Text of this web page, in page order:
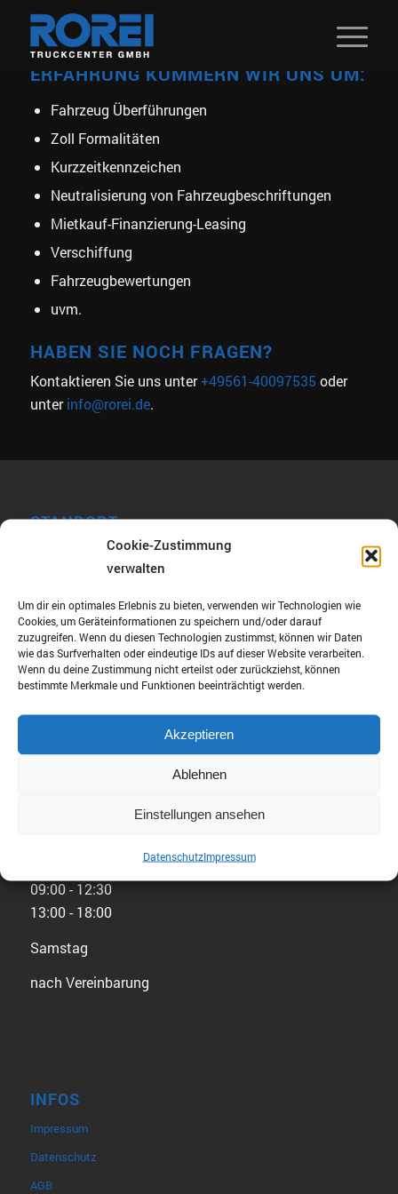
Cookie-Zustimmung
verwalten
Um dir ein optimales Erlebnis zu bieten, verwenden wir Technologien wie
Cookies, um Geräteinformationen zu speichern und/oder darauf
zuzugreifen. Wenn du diesen Technologien zustimmst, können wir Daten
wie das Surfverhalten oder eindeutige IDs auf dieser Website verarbeiten.
Wenn du deine Zustimmung nicht erteilst oder zurückziehst, können
bestimmte Merkmale und Funktionen beeinträchtigt werden.
Akzeptieren
Ablehnen
Einstellungen ansehen
DatenschutzImpressum
MIT UNSERER LANGJÄHRIGEN
ERFAHRUNG KÜMMERN WIR UNS UM:
Fahrzeug Überführungen
Zoll Formalitäten
Kurzzeitkennzeichen
Neutralisierung von Fahrzeugbeschriftungen
Mietkauf-Finanzierung-Leasing
Verschiffung
Fahrzeugbewertungen
uvm.
HABEN SIE NOCH FRAGEN?
Kontaktieren Sie uns unter+49561-40097535 oder
unterinfo@rorei.de.
STANDORT
Werner-Henschel-Str.1
34233 Fuldatal-Ihringshausen
Germany
TEL. :+49561-40097535
Mobil:+49 (0) 172 599 30 30
ÖFFNUNGSZEITEN
09:00 - 12:30
13:00 - 18:00
Samstag
nach Vereinbarung
INFOS
Impressum
Datenschutz
AGB